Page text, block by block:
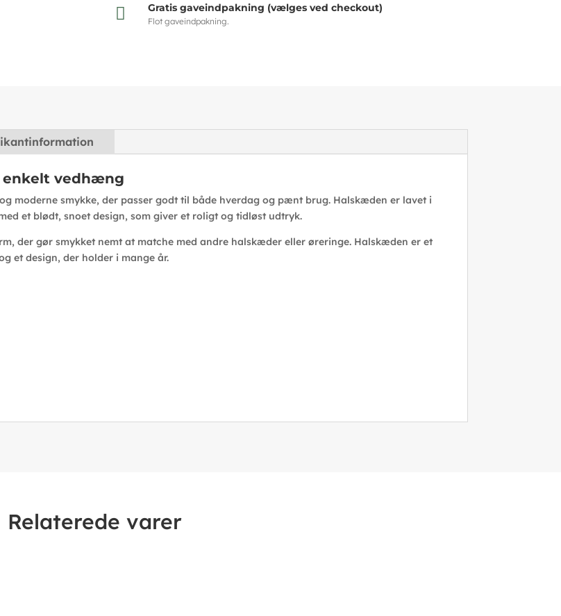
 Gratis gaveindpakning (vælges ved checkout)
Flot gaveindpakning.
enkelt vedhæng
moderne smykke, der passer godt til både hverdag og pænt brug. Halskæden er lavet i
et blødt, snoet design, som giver et roligt og tidløst udtryk.
der gør smykket nemt at matche med andre halskæder eller øreringe. Halskæden er et
et design, der holder i mange år.
Relaterede varer